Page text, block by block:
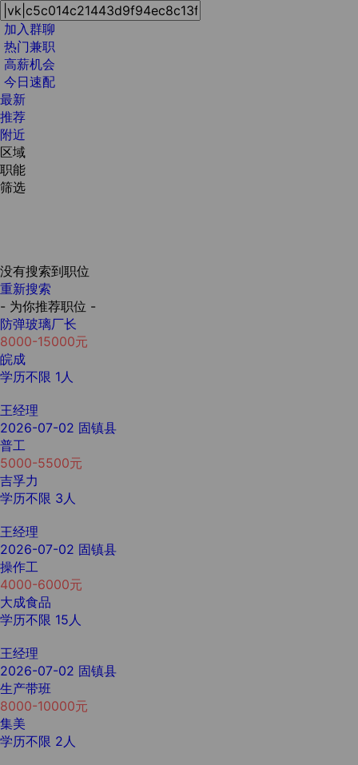
加入群聊
热门兼职
高薪机会
今日速配
最新
推荐
附近
区域
职能
筛选
没有搜索到职位
重新搜索
- 为你推荐职位 -
防弹玻璃厂长
8000-15000元
皖成
学历不限 1人
王经理
2026-07-02 固镇县
普工
5000-5500元
吉孚力
学历不限 3人
王经理
2026-07-02 固镇县
操作工
4000-6000元
大成食品
学历不限 15人
王经理
2026-07-02 固镇县
生产带班
8000-10000元
集美
学历不限 2人